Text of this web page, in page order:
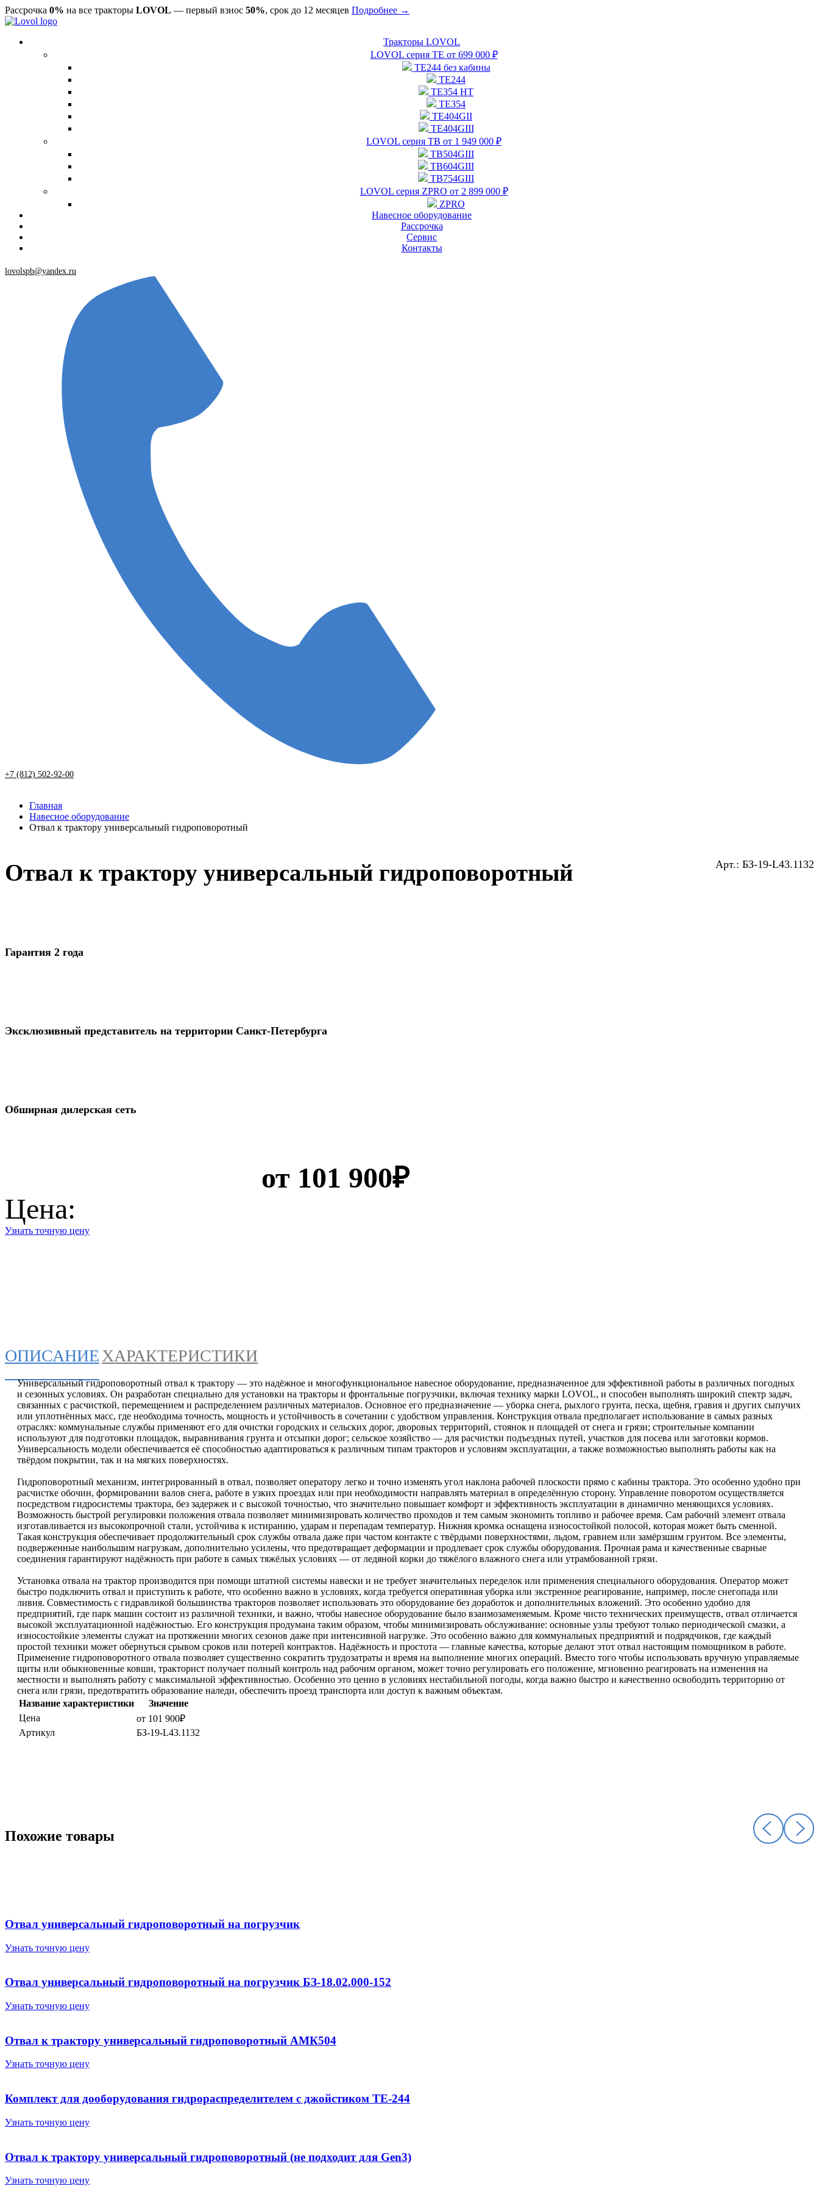
Рассрочка 0% на все тракторы LOVOL — первый взнос 50%, срок до 12 месяцев Подробнее →
Тракторы LOVOL
LOVOL серия ТЕ от 699 000 ₽
TE244 без кабины
TE244
TE354 HT
TE354
TE404GII
TE404GIII
LOVOL серия ТВ от 1 949 000 ₽
TB504GIII
TB604GIII
TB754GIII
LOVOL серия ZPRO от 2 899 000 ₽
ZPRO
Навесное оборудование
Рассрочка
Сервис
Контакты
lovolspb@yandex.ru
+7 (812) 502-92-00
Главная
Навесное оборудование
Отвал к трактору универсальный гидроповоротный
Отвал к трактору универсальный гидроповоротный Арт.: БЗ-19-L43.1132
Гарантия 2 года
Эксклюзивный представитель на территории Санкт-Петербурга
Обширная дилерская сеть
Цена:
от 101 900₽
Узнать точную цену
ОПИСАНИЕХАРАКТЕРИСТИКИ
Универсальный гидроповоротный отвал к трактору — это надёжное и многофункциональное навесное оборудование, предназначенное для эффективной работы в различных погодных
и сезонных условиях. Он разработан специально для установки на тракторы и фронтальные погрузчики, включая технику марки LOVOL, и способен выполнять широкий спектр задач,
связанных с расчисткой, перемещением и распределением различных материалов. Основное его предназначение — уборка снега, рыхлого грунта, песка, щебня, гравия и других сыпучих
или уплотнённых масс, где необходима точность, мощность и устойчивость в сочетании с удобством управления. Конструкция отвала предполагает использование в самых разных
отраслях: коммунальные службы применяют его для очистки городских и сельских дорог, дворовых территорий, стоянок и площадей от снега и грязи; строительные компании
используют для подготовки площадок, выравнивания грунта и отсыпки дорог; сельское хозяйство — для расчистки подъездных путей, участков для посева или заготовки кормов.
Универсальность модели обеспечивается её способностью адаптироваться к различным типам тракторов и условиям эксплуатации, а также возможностью выполнять работы как на
твёрдом покрытии, так и на мягких поверхностях.
Гидроповоротный механизм, интегрированный в отвал, позволяет оператору легко и точно изменять угол наклона рабочей плоскости прямо с кабины трактора. Это особенно удобно при
расчистке обочин, формировании валов снега, работе в узких проездах или при необходимости направлять материал в определённую сторону. Управление поворотом осуществляется
посредством гидросистемы трактора, без задержек и с высокой точностью, что значительно повышает комфорт и эффективность эксплуатации в динамично меняющихся условиях.
Возможность быстрой регулировки положения отвала позволяет минимизировать количество проходов и тем самым экономить топливо и рабочее время. Сам рабочий элемент отвала
изготавливается из высокопрочной стали, устойчива к истиранию, ударам и перепадам температур. Нижняя кромка оснащена износостойкой полосой, которая может быть сменной.
Такая конструкция обеспечивает продолжительный срок службы отвала даже при частом контакте с твёрдыми поверхностями, льдом, гравием или замёрзшим грунтом. Все элементы,
подверженные наибольшим нагрузкам, дополнительно усилены, что предотвращает деформации и продлевает срок службы оборудования. Прочная рама и качественные сварные
соединения гарантируют надёжность при работе в самых тяжёлых условиях — от ледяной корки до тяжёлого влажного снега или утрамбованной грязи.
Установка отвала на трактор производится при помощи штатной системы навески и не требует значительных переделок или применения специального оборудования. Оператор может
быстро подключить отвал и приступить к работе, что особенно важно в условиях, когда требуется оперативная уборка или экстренное реагирование, например, после снегопада или
ливня. Совместимость с гидравликой большинства тракторов позволяет использовать это оборудование без доработок и дополнительных вложений. Это особенно удобно для
предприятий, где парк машин состоит из различной техники, и важно, чтобы навесное оборудование было взаимозаменяемым. Кроме чисто технических преимуществ, отвал отличается
высокой эксплуатационной надёжностью. Его конструкция продумана таким образом, чтобы минимизировать обслуживание: основные узлы требуют только периодической смазки, а
износостойкие элементы служат на протяжении многих сезонов даже при интенсивной нагрузке. Это особенно важно для коммунальных предприятий и подрядчиков, где каждый
простой техники может обернуться срывом сроков или потерей контрактов. Надёжность и простота — главные качества, которые делают этот отвал настоящим помощником в работе.
Применение гидроповоротного отвала позволяет существенно сократить трудозатраты и время на выполнение многих операций. Вместо того чтобы использовать вручную управляемые
щиты или обыкновенные ковши, тракторист получает полный контроль над рабочим органом, может точно регулировать его положение, мгновенно реагировать на изменения на
местности и выполнять работу с максимальной эффективностью. Особенно это ценно в условиях нестабильной погоды, когда важно быстро и качественно освободить территорию от
снега или грязи, предотвратить образование наледи, обеспечить проезд транспорта или доступ к важным объектам.
Название характеристики
Значение
Цена
от 101 900₽
Артикул
БЗ-19-L43.1132
Похожие товары
Отвал универсальный гидроповоротный на погрузчик
Узнать точную цену
Отвал универсальный гидроповоротный на погрузчик БЗ-18.02.000-152
Узнать точную цену
Отвал к трактору универсальный гидроповоротный АМК504
Узнать точную цену
Комплект для дооборудования гидрораспределителем с джойстиком TE-244
Узнать точную цену
Отвал к трактору универсальный гидроповоротный (не подходит для Gen3)
Узнать точную цену